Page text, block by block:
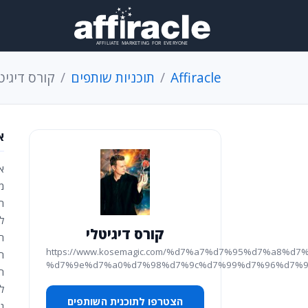
Affiracle תוכניות שותפים קורס
קורס דיגיטלי
https://www.kosemagic.com/
הצטרפו לתוכנית השותפים